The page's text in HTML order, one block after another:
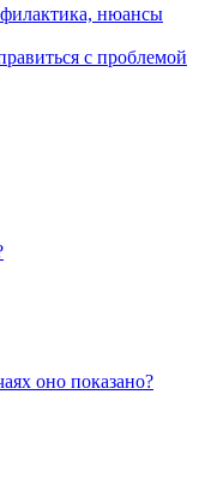
нюансы
с проблемой
оно показано?